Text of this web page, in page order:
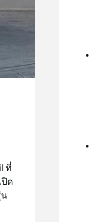
ที่
ด